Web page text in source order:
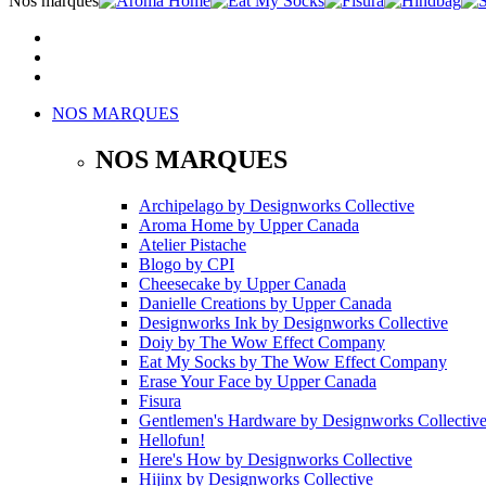
NOS MARQUES
NOS MARQUES
Archipelago by Designworks Collective
Aroma Home by Upper Canada
Atelier Pistache
Blogo by CPI
Cheesecake by Upper Canada
Danielle Creations by Upper Canada
Designworks Ink by Designworks Collective
Doiy by The Wow Effect Company
Eat My Socks by The Wow Effect Company
Erase Your Face by Upper Canada
Fisura
Gentlemen's Hardware by Designworks Collective
Hellofun!
Here's How by Designworks Collective
Hijinx by Designworks Collective